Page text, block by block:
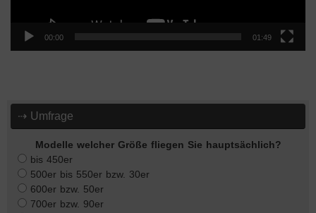
00:00 01:49
⇢ Umfrage
Modelle welcher Größe fliegen Sie hauptsächlich?
bis 450er
500er bis 550er bzw. 30er
600er bzw. 50er
700er bzw. 90er